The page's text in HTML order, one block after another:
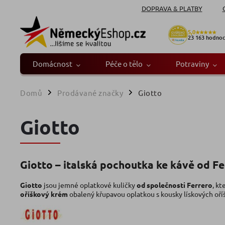
DOPRAVA & PLATBY
5,0★★★★★
23 163
Domácnost Péče o tělo Potraviny
Domů / Prodávané značky / Giotto
Giotto
Giotto – italská pochoutka ke kávě od
Giotto jsou jemné oplatkové kuličkyod společnosti Ferrero,
oříškový krémobalený křupavou oplatkou s kousky lískových